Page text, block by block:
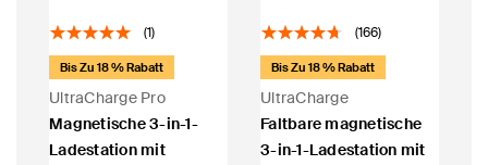
(1)
UltraCharge Pro
Bis Zu 18 % Rabatt
Magnetische 3-in-1-
Ladestation mit
(166)
UltraCharge
Bis Zu 18 % Rabatt
Faltbare magnetische
3-in-1-Ladestation mit